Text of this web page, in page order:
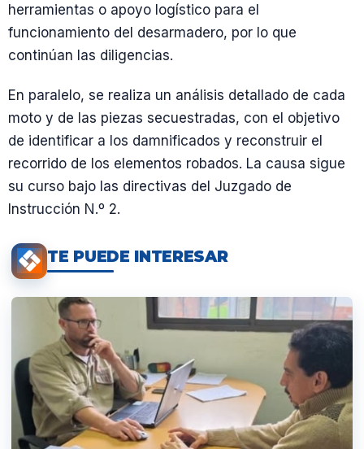
herramientas o apoyo logístico para el
funcionamiento del desarmadero, por lo que
continúan las diligencias.
En paralelo, se realiza un análisis detallado de cada
moto y de las piezas secuestradas, con el objetivo
de identificar a los damnificados y reconstruir el
recorrido de los elementos robados. La causa sigue
su curso bajo las directivas del Juzgado de
Instrucción N.º 2.
TE PUEDE INTERESAR